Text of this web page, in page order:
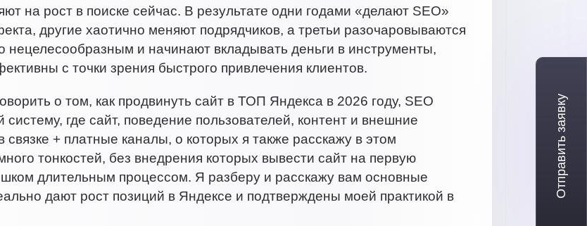
на рост в поиске сейчас. В результате одни годами «делают SEO»
другие хаотично меняют подрядчиков, а третьи разочаровываются
нецелесообразным и начинают вкладывать деньги в инструменты,
с точки зрения быстрого привлечения клиентов.
о том, как продвинуть сайт в ТОП Яндекса в 2026 году, SEO
систему, где сайт, поведение пользователей, контент и внешние
связке + платные каналы, о которых я также расскажу в этом
тонкостей, без внедрения которых вывести сайт на первую
длительным процессом. Я разберу и расскажу вам основные
дают рост позиций в Яндексе и подтверждены моей практикой в
Отправить заявку